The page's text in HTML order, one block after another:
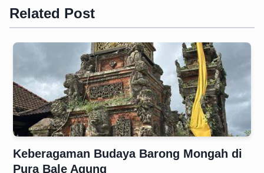
Related Post
Keberagaman Budaya Barong Mongah di
Pura Bale Agung